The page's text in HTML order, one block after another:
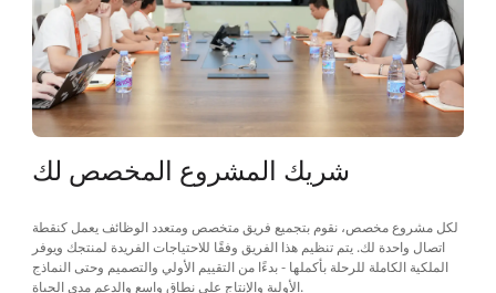
شريك المشروع المخصص لك
لكل مشروع مخصص، نقوم بتجميع فريق متخصص ومتعدد الوظائف يعمل كنقطة
اتصال واحدة لك. يتم تنظيم هذا الفريق وفقًا للاحتياجات الفريدة لمنتجك ويوفر
الملكية الكاملة للرحلة بأكملها - بدءًا من التقييم الأولي والتصميم وحتى النماذج
الأولية والإنتاج على نطاق واسع والدعم مدى الحياة.